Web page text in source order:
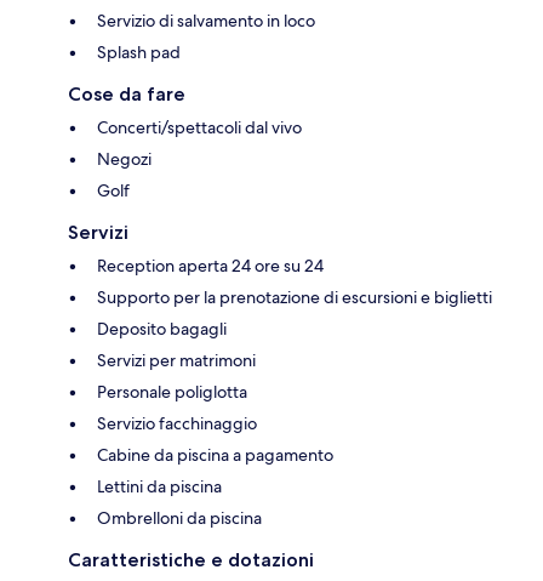
Servizio di salvamento in loco
Splash pad
Cose da fare
Concerti/spettacoli dal vivo
Negozi
Golf
Servizi
Reception aperta 24 ore su 24
Supporto per la prenotazione di escursioni e biglietti
Deposito bagagli
Servizi per matrimoni
Personale poliglotta
Servizio facchinaggio
Cabine da piscina a pagamento
Lettini da piscina
Ombrelloni da piscina
Caratteristiche e dotazioni